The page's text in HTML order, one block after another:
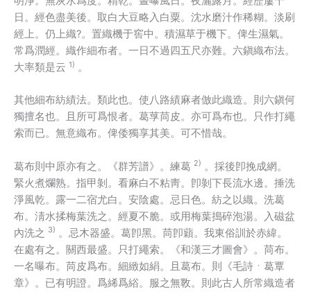
日。經色盡美後。取白大豆略入白粟。沈水磨汁作稀糊。淡刷
經上。仍上織?。置織機于窖中。積濕草于機下。俾生濕氣。
常爲潤經。織作細布者。一日不過四五尺亦難。六鎭織布法。
大率類是云 1) 。
其他細布紡績法。類此也。使八路績麻者倣此織造。則六鎭何
獨擅名也。且所可爲恨者。葛莩苘皮。亦可爲布也。只作打繩
索而已。無意織布。俾倭獨享其美。可不惜哉。
葛布則中原亦有之。《群芳譜》。練葛 2) 。採後卽挽成網。
緊火煮爛熟。指甲剝。看麻白不粘靑。卽剝下長流水邊。捶洗
淨風乾。露一二宿尤白。安陰處。忌日色。紡之以織。洗葛
布。淸水揉梅葉洗之。經夏不脆。或用梅葉搗碎泡湯。入磁盆
內洗之 3) 。忌木器盛。葛卽黑。苘卽蘔。我東俗訓於赤緯。
在處有之。關西最盛。只打繩索。《和漢三才圖會》。苘布。
一名曝布。苘皮爲布。細緻如絹。且葛布。則《毛詩ㆍ葛覃
章》。已有明證。爲絺爲綌。服之無斁。則此古人所常織造者